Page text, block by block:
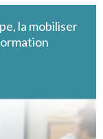
la mobiliser